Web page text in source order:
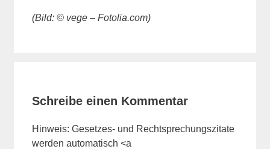
(Bild: © vege – Fotolia.com)
Schreibe einen Kommentar
Hinweis: Gesetzes- und Rechtsprechungszitate
werden automatisch <a